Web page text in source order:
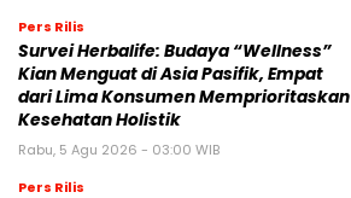
Pers Rilis
Survei Herbalife: Budaya “Wellness”
Kian Menguat di Asia Pasifik, Empat
dari Lima Konsumen Memprioritaskan
Kesehatan Holistik
Rabu, 5 Agu 2026 - 03:00 WIB
Pers Rilis